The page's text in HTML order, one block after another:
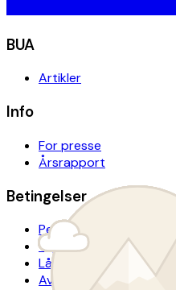
BUA
Artikler
Info
For presse
Årsrapport
Betingelser
Personvern
Tilgjengelighetserklæring
Lånevilkår
Avtalevilkår donasjon